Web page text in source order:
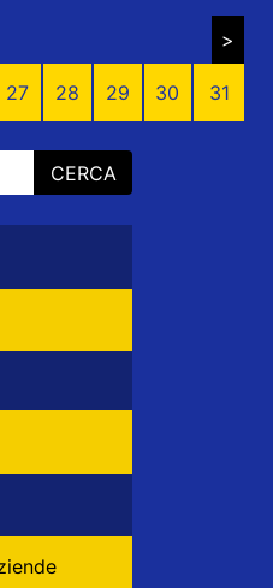
>
27 28 29 30 31
CERCA